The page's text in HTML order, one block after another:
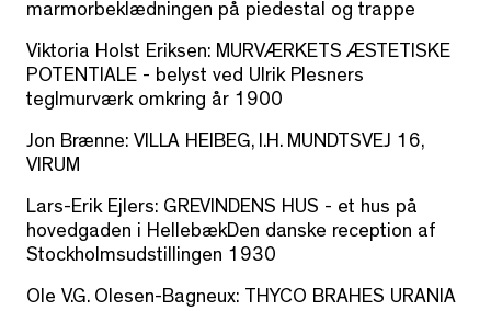
marmorbeklædningen på piedestal og trappe
Viktoria Holst Eriksen: MURVÆRKETS ÆSTETISKE
POTENTIALE - belyst ved Ulrik Plesners
teglmurværk omkring år 1900
Jon Brænne: VILLA HEIBEG, I.H. MUNDTSVEJ 16,
VIRUM
Lars-Erik Ejlers: GREVINDENS HUS - et hus på
hovedgaden i HellebækDen danske reception af
Stockholmsudstillingen 1930
Ole V.G. Olesen-Bagneux: THYCO BRAHES URANIA